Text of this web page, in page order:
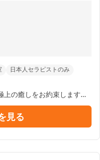
日本人セラピストのみ
の癒しをお約束します。
と、ホスピタリティに満ち
と心を癒して差し上げた
見る